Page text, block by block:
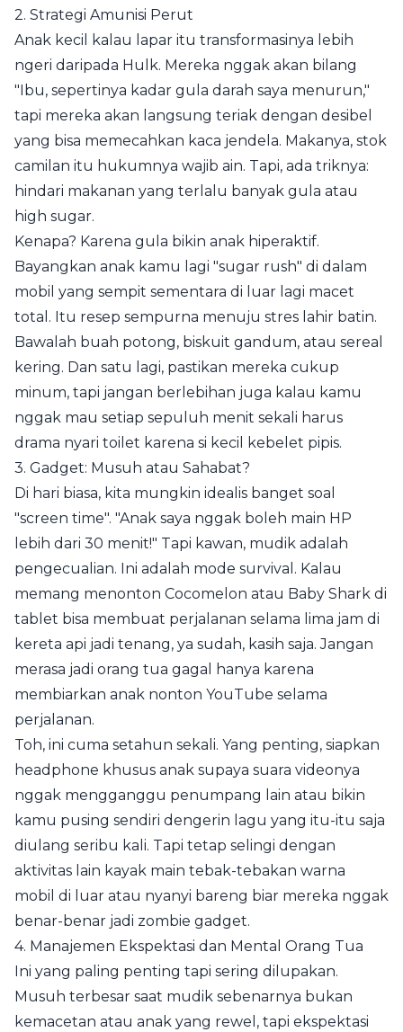
2. Strategi Amunisi Perut
Anak kecil kalau lapar itu transformasinya lebih
ngeri daripada Hulk. Mereka nggak akan bilang
"Ibu, sepertinya kadar gula darah saya menurun,"
tapi mereka akan langsung teriak dengan desibel
yang bisa memecahkan kaca jendela. Makanya, stok
camilan itu hukumnya wajib ain. Tapi, ada triknya:
hindari makanan yang terlalu banyak gula atau
high sugar.
Kenapa? Karena gula bikin anak hiperaktif.
Bayangkan anak kamu lagi "sugar rush" di dalam
mobil yang sempit sementara di luar lagi macet
total. Itu resep sempurna menuju stres lahir batin.
Bawalah buah potong, biskuit gandum, atau sereal
kering. Dan satu lagi, pastikan mereka cukup
minum, tapi jangan berlebihan juga kalau kamu
nggak mau setiap sepuluh menit sekali harus
drama nyari toilet karena si kecil kebelet pipis.
3. Gadget: Musuh atau Sahabat?
Di hari biasa, kita mungkin idealis banget soal
"screen time". "Anak saya nggak boleh main HP
lebih dari 30 menit!" Tapi kawan, mudik adalah
pengecualian. Ini adalah mode survival. Kalau
memang menonton Cocomelon atau Baby Shark di
tablet bisa membuat perjalanan selama lima jam di
kereta api jadi tenang, ya sudah, kasih saja. Jangan
merasa jadi orang tua gagal hanya karena
membiarkan anak nonton YouTube selama
perjalanan.
Toh, ini cuma setahun sekali. Yang penting, siapkan
headphone khusus anak supaya suara videonya
nggak mengganggu penumpang lain atau bikin
kamu pusing sendiri dengerin lagu yang itu-itu saja
diulang seribu kali. Tapi tetap selingi dengan
aktivitas lain kayak main tebak-tebakan warna
mobil di luar atau nyanyi bareng biar mereka nggak
benar-benar jadi zombie gadget.
4. Manajemen Ekspektasi dan Mental Orang Tua
Ini yang paling penting tapi sering dilupakan.
Musuh terbesar saat mudik sebenarnya bukan
kemacetan atau anak yang rewel, tapi ekspektasi